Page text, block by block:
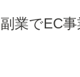
副業でEC